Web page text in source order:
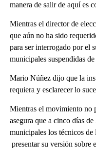
manera de salir de aquí es
Mientras el director de
que aún no ha sido
para ser interrogado por el
municipales suspendidas
Mario Núñez dijo que la
requiera y esclarecer lo
Mientras el movimiento no
asegura que a cinco días
municipales los técnicos
presentar su versión sobre